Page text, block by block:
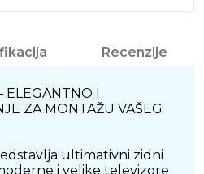
Recenzije
ELEGANTNO I
ZA MONTAŽU VAŠEG
ultimativni zidni
i velike televizore